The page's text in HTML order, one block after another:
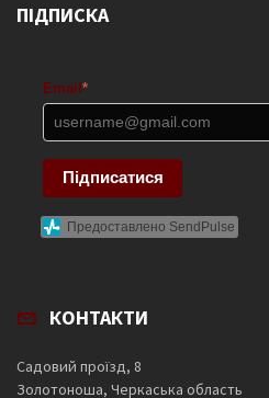
ПІДПИСКА
Email *
Підписатися
Предоставлено SendPulse
КОНТАКТИ
Садовий проїзд, 8
Золотоноша, Черкаська область